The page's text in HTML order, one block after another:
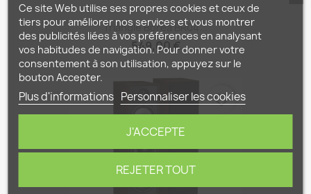
Triangle Boréa BR04...
549,00 €
favorite_border
Ce site Web utilise ses propres cookies et ceux de
tiers pour améliorer nos services et vous montrer
des publicités liées à vos préférences en analysant
vos habitudes de navigation. Pour donner votre
consentement à son utilisation, appuyez sur le
bouton Accepter.
Plus d'informations Personnaliser les cookies
REJETER TOUT
J'ACCEPTE